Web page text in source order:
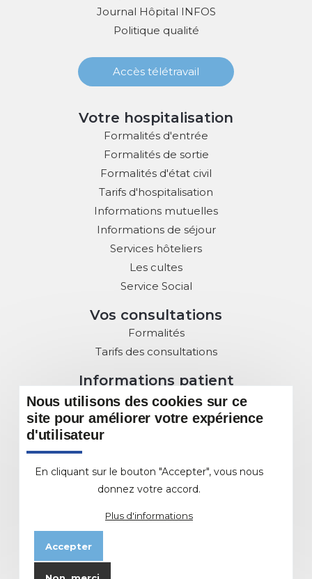
Journal Hôpital INFOS
Politique qualité
Accès télétravail
Votre hospitalisation
Formalités d'entrée
Formalités de sortie
Formalités d'état civil
Tarifs d'hospitalisation
Informations mutuelles
Informations de séjour
Services hôteliers
Les cultes
Service Social
Vos consultations
Formalités
Tarifs des consultations
Informations patient
Droits des Patients
Charte de la Laïcité
Commission des usagers
Sous Commissions au service du patient
DMP : Dossier Médical Partagé
Les différents Pôles et Services
Etablissement d'Hébergement de Personnes
Nous utilisons des cookies sur ce
site pour améliorer votre expérience
d'utilisateur
En cliquant sur le bouton "Accepter", vous nous
donnez votre accord.
Plus d'informations
Accepter